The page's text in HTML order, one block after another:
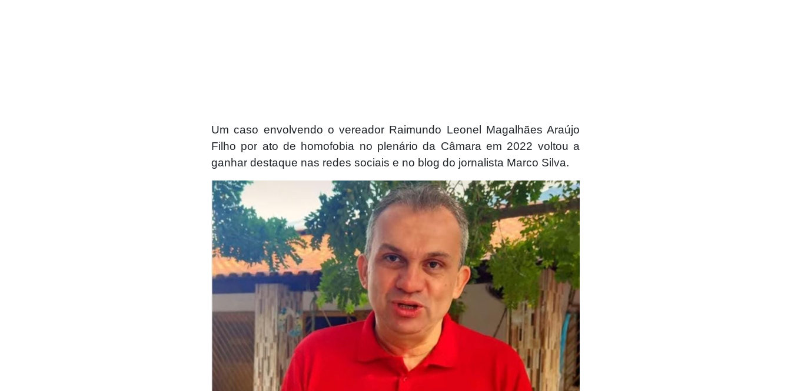
Um caso envolvendo o vereador Raimundo Leonel Magalhães Araújo
Filho por ato de homofobia no plenário da Câmara em 2022 voltou a
ganhar destaque nas redes sociais e no blog do jornalista Marco Silva.